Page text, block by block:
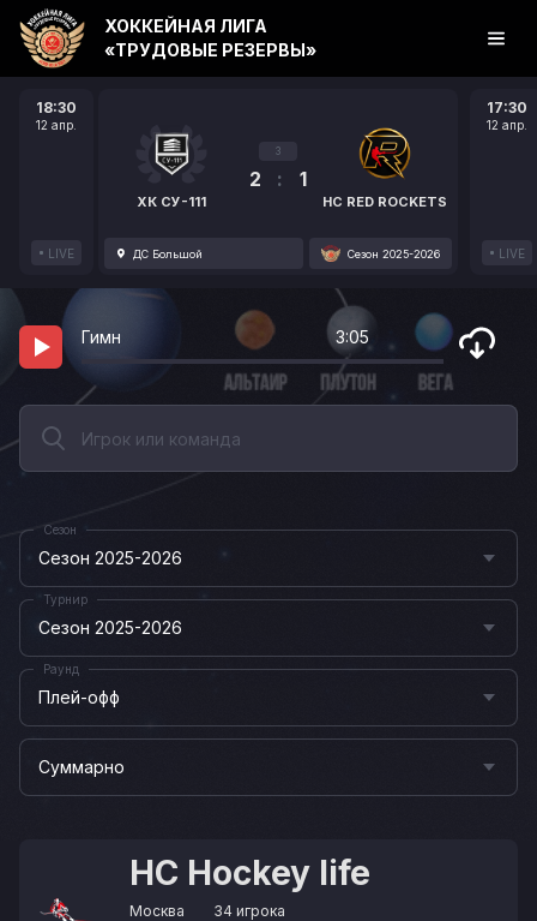
18:30
12 апр.
LIVE
ХК СУ-111
3
2 : 1
HC RED ROCKETS
ДС Большой Сезон 2025-2026
17:30
12 апр.
LIVE
ХОККЕЙНАЯ ЛИГА
«ТРУДОВЫЕ РЕЗЕРВЫ»
Гимн 3:05
Сезон 2025-2026
Сезон
Сезон 2025-2026
Турнир
Плей-офф
Раунд
Суммарно
НС Hockey life
Москва 34 игрока